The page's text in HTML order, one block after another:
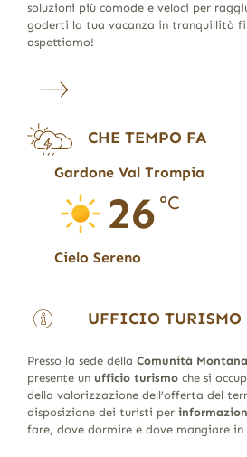
soluzioni più comode e veloci per
goderti la tua vacanza in tranquillità
aspettiamo!
CHE TEMPO FA
Gardone Val Trompia
26 °C
Cielo Sereno
UFFICIO TURISMO
Presso la sede della Comunità
presente un ufficio turismoche si
della valorizzazione dell’offerta del
disposizione dei turisti per
fare, dove dormire e dove mangiare in